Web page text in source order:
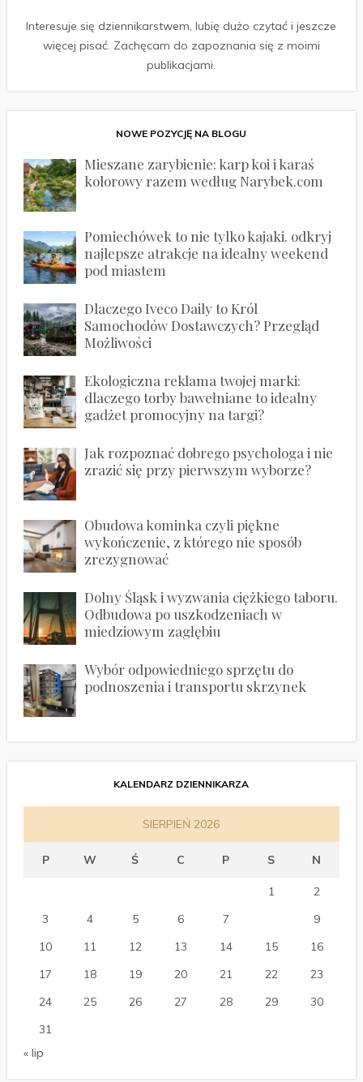
Interesuje się dziennikarstwem, lubię dużo czytać i jeszcze
więcej pisać. Zachęcam do zapoznania się z moimi
publikacjami.
NOWE POZYCJĘ NA BLOGU
Mieszane zarybienie: karp koi i karaś
kolorowy razem według Narybek.com
Pomiechówek to nie tylko kajaki. odkryj
najlepsze atrakcje na idealny weekend
pod miastem
Dlaczego Iveco Daily to Król
Samochodów Dostawczych? Przegląd
Możliwości
Ekologiczna reklama twojej marki:
dlaczego torby bawełniane to idealny
gadżet promocyjny na targi?
Jak rozpoznać dobrego psychologa i nie
zrazić się przy pierwszym wyborze?
Obudowa kominka czyli piękne
wykończenie, z którego nie sposób
zrezygnować
Dolny Śląsk i wyzwania ciężkiego taboru.
Odbudowa po uszkodzeniach w
miedziowym zagłębiu
Wybór odpowiedniego sprzętu do
podnoszenia i transportu skrzynek
KALENDARZ DZIENNIKARZA
SIERPIEŃ 2026
P W Ś C P S N
1
2
3
4 5 6 7
9
10
11 12 13 14 15
16
17
18 19 20 21 22
23
24
25 26 27 28 29
30
31
« lip